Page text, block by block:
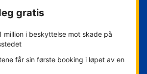
gratis
million i beskyttelse mot skade på
får sin første booking i løpet av en